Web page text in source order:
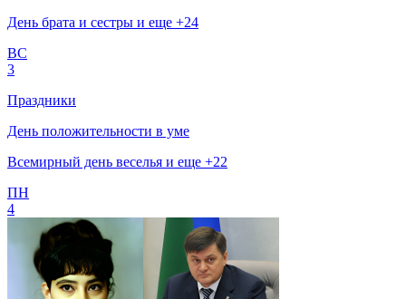
День брата и сестры и еще +24
ВС
3
Праздники
День положительности в уме
Всемирный день веселья и еще +22
ПН
4